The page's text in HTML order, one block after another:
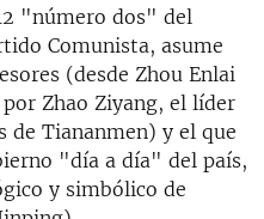
"número dos" del
Comunista, asume
(desde Zhou Enlai
Zhao Ziyang, el líder
de Tiananmen) y el que
"día a día" del país,
y simbólico de